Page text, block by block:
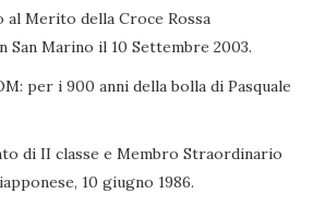
al Merito della Croce Rossa
San Marino il 10 Settembre 2003.
per i 900 anni della bolla di Pasquale
di II classe e Membro Straordinario
10 giugno 1986.